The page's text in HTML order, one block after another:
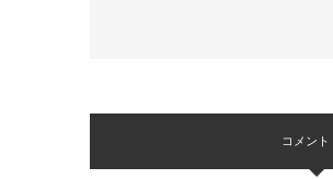
コメント